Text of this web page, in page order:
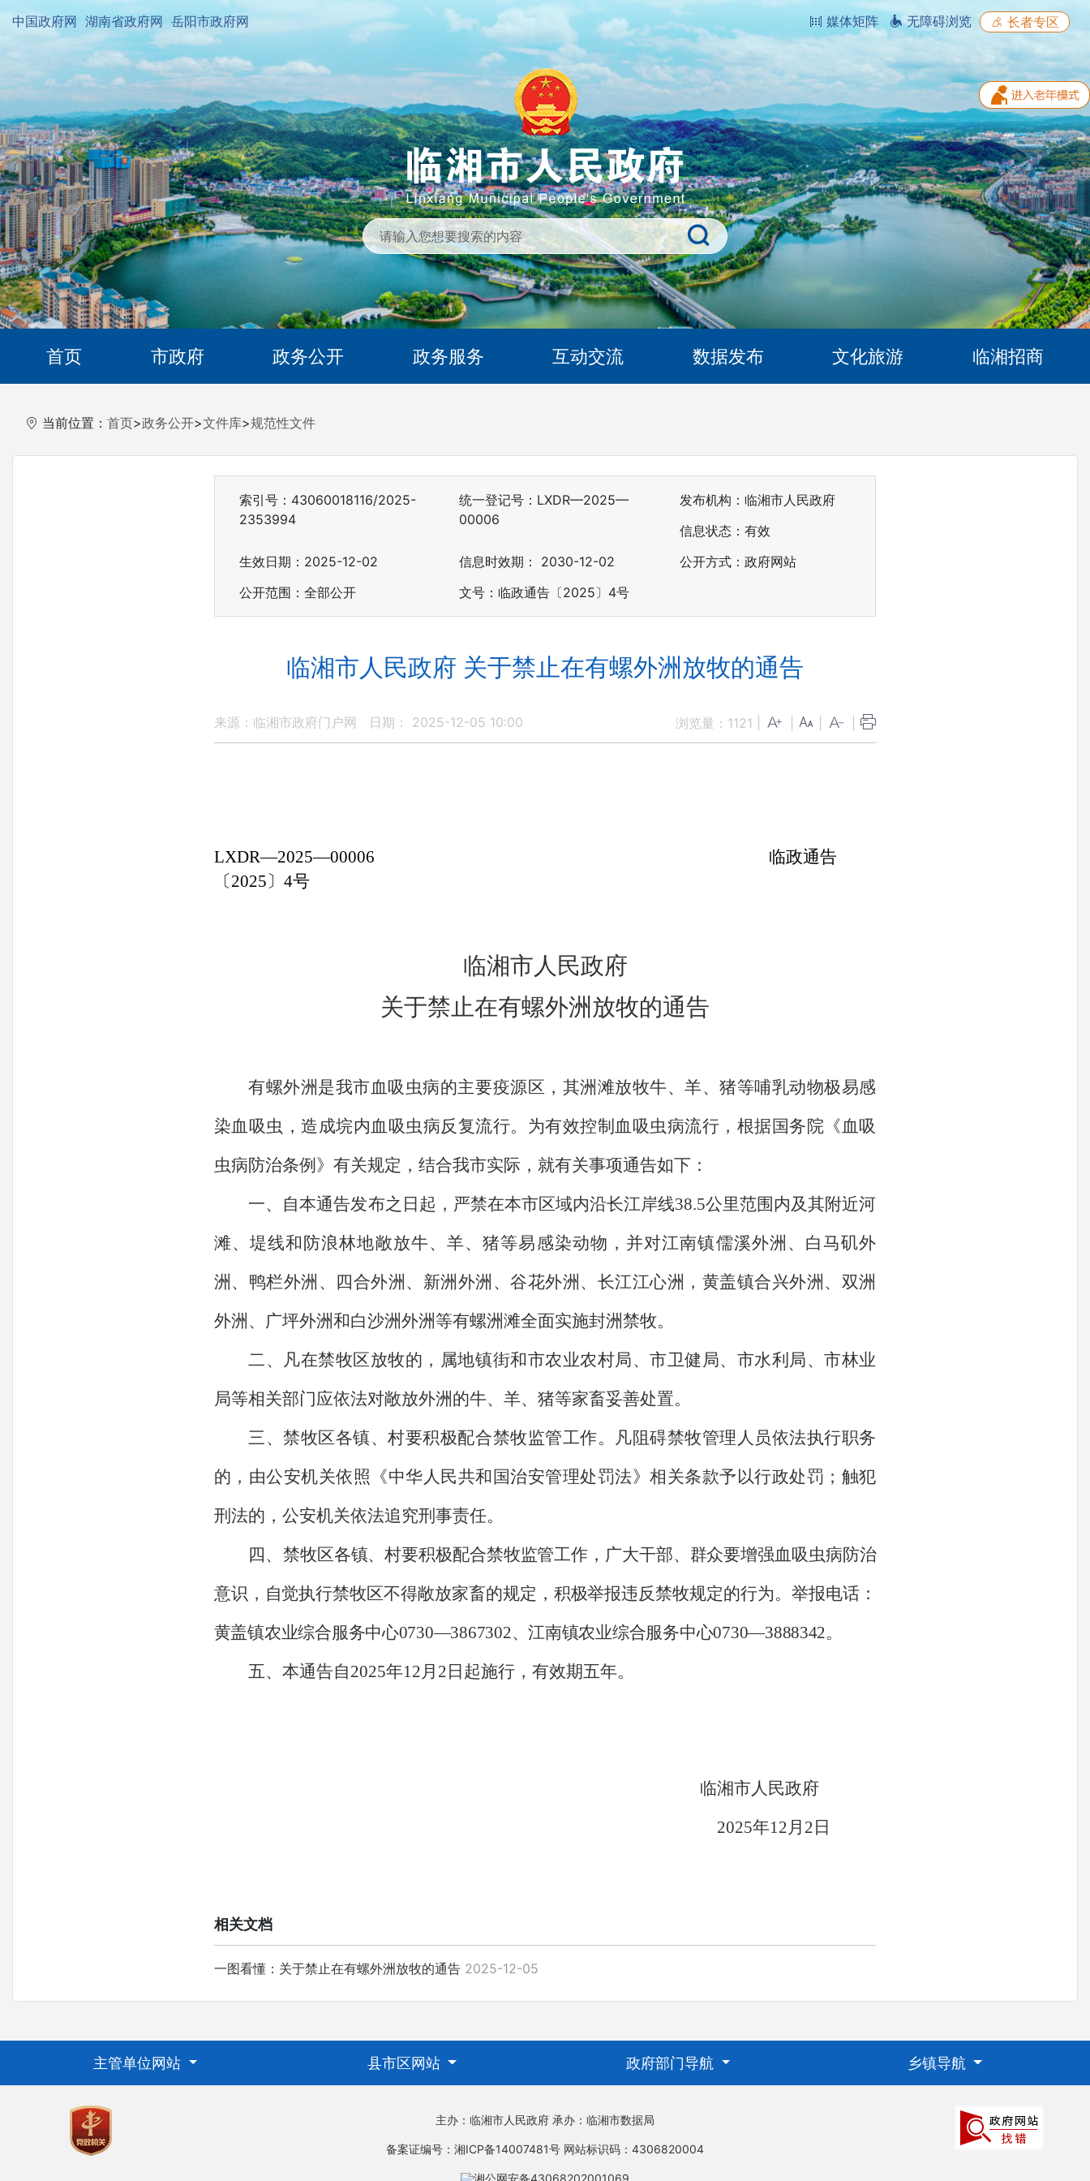
中国政府网 湖南省政府网 岳阳市政府网 媒体矩阵 无障碍浏览 长者专区
首页 市政府 政务公开 政务服务 互动交流 数据发布 文化旅游 临湘招商
当前位置： 首页>政务公开>文件库>规范性文件
索引号：43060018116/2025-
2353994
统一登记号：LXDR—2025—
00006
发布机构：临湘市人民政府
信息状态： 有效
生效日期：2025-12-02
信息时效期： 2030-12-02
公开方式：政府网站
公开范围：全部公开
文号：临政通告〔2025〕4号
临湘市人民政府 关于禁止在有螺外洲放牧的通告
来源：临湘市政府门户网 日期： 2025-12-05 10:00 浏览量： 1121
LXDR—2025—00006 临政通告
〔2025〕 4号
临湘市人民政府
关于禁止在有螺外洲放牧的通告
有螺外洲是我市血吸虫病的主要疫源区，其洲滩放牧牛、羊、猪等哺乳动物极易感
染血吸虫，造成垸内血吸虫病反复流行。为有效控制血吸虫病流行，根据国务院《血吸
虫病防治条例》有关规定，结合我市实际，就有关事项通告如下：
一、自本通告发布之日起，严禁在本市区域内沿长江岸线38.5公里范围内及其附近河
滩、堤线和防浪林地敞放牛、羊、猪等易感染动物，并对江南镇儒溪外洲、白马矶外
洲、鸭栏外洲、四合外洲、新洲外洲、谷花外洲、长江江心洲，黄盖镇合兴外洲、双洲
外洲、广坪外洲和白沙洲外洲等有螺洲滩全面实施封洲禁牧。
二、凡在禁牧区放牧的，属地镇街和市农业农村局、市卫健局、市水利局、市林业
局等相关部门应依法对敞放外洲的牛、羊、猪等家畜妥善处置。
三、禁牧区各镇、村要积极配合禁牧监管工作。凡阻碍禁牧管理人员依法执行职务
的，由公安机关依照《中华人民共和国治安管理处罚法》相关条款予以行政处罚；触犯
刑法的，公安机关依法追究刑事责任。
四、禁牧区各镇、村要积极配合禁牧监管工作，广大干部、群众要增强血吸虫病防治
意识，自觉执行禁牧区不得敞放家畜的规定，积极举报违反禁牧规定的行为。举报电话：
黄盖镇农业综合服务中心0730—3867302、江南镇农业综合服务中心0730—3888342。
五、本通告自2025年12月 2 日起施行，有效期五年。
临湘市人民政府
2025年12月 2 日
相关文档
一图看懂：关于禁止在有螺外洲放牧的通告 2025-12-05
主管单位网站 县市区网站 政府部门导航 乡镇导航
主办：临湘市人民政府 承办：临湘市数据局
备案证编号：湘ICP备14007481号 网站标识码：4306820004
湘公网安备43068202001069